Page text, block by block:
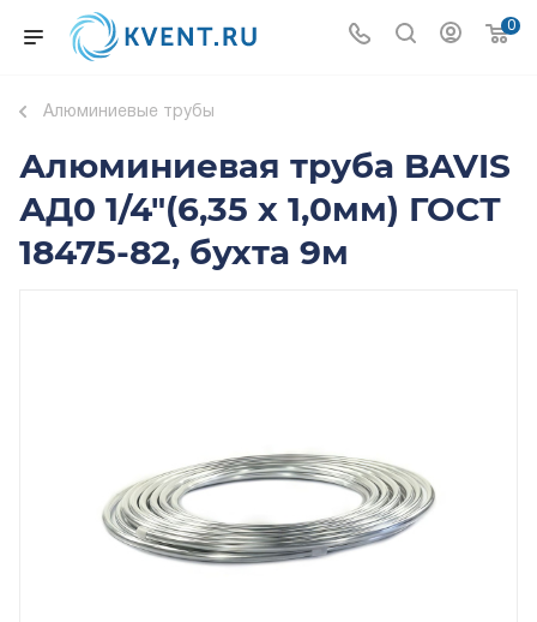
0
Алюминиевые трубы
Алюминиевая труба BAVIS
АД0 1/4"(6,35 х 1,0мм) ГОСТ
18475-82, бухта 9м